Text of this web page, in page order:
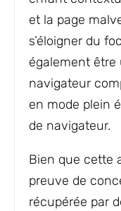
et la page
s’éloigner du
également
navigateur
en mode plein
de navigateur.
Bien que cette
preuve de
récupérée par